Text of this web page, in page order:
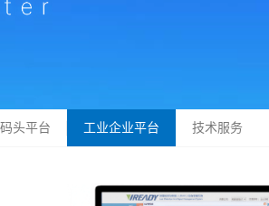
头平台 工业企业平台 技术服务